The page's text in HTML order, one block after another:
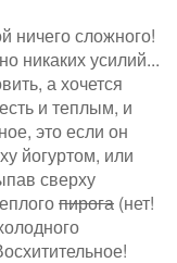
ничего сложного!
никаких усилий...
а хочется
и теплым, и
это если он
йогуртом, или
сверху
пирога (нет!